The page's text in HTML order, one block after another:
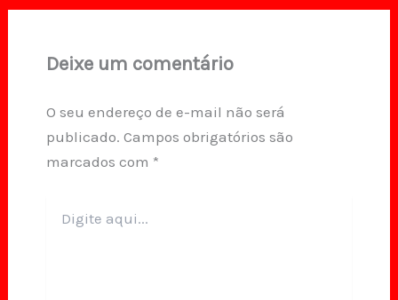
Deixe um comentário
O seu endereço de e-mail não será
publicado. Campos obrigatórios são
marcados com *
aqui...